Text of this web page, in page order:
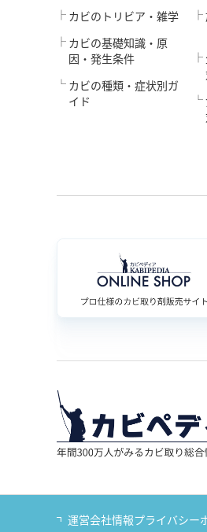
カビのトリビア・雑学
カビの基礎知識・原
因・発生条件
カビの種類・症状別ガ
イド
運営会社情報プライバシー